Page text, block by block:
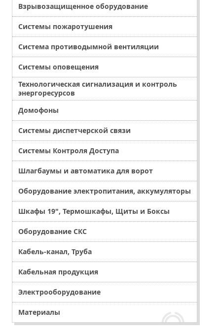
Взрывозащищенное оборудование
Системы пожаротушения
Система противодымной вентиляции
Системы оповещения
Технологическая сигнализация и контроль
энергоресурсов
Домофоны
Системы диспетчерской связи
Системы Контроля Доступа
Шлагбаумы и автоматика для ворот
Оборудование электропитания, аккумуляторы
Шкафы 19", Термошкафы, Щиты и Боксы
Оборудование СКС
Кабель-канал, Труба
Кабельная продукция
Электрооборудование
Материалы